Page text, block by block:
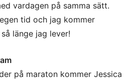
vardagen på samma sätt.
tid och jag kommer
länge jag lever!
på maraton kommer Jessica